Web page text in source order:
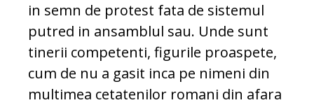
in semn de protest fata de sistemul
putred in ansamblul sau. Unde sunt
tinerii competenti, figurile proaspete,
cum de nu a gasit inca pe nimeni din
multimea cetatenilor romani din afara